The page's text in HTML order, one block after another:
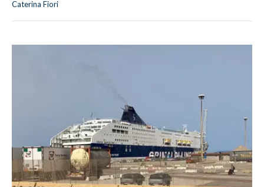
Caterina Fiori